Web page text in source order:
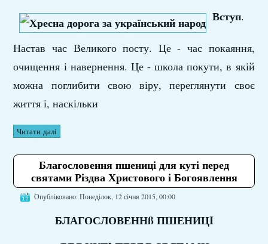
Вступ.
Настав час Великого посту. Це - час покаяння,
очищення і навернення. Це - школа покути, в якій
можна поглибити свою віру, переглянути своє
життя і, наскільки
Читати далі
Благословення пшениці для куті перед
святами Різдва Христового і Богоявлення
Опубліковано: Понеділок, 12 січня 2015, 00:00
БЛАГОСЛОВЕННß ПШЕНИЦI